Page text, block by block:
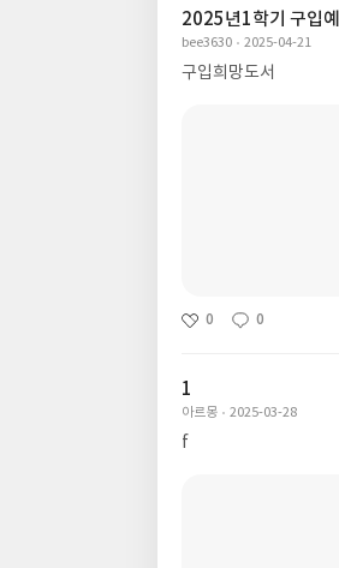
2025년1학기 구입
bee3630 2025-04-21
구입희망도서
0 0
1
아르몽 2025-03-28
f